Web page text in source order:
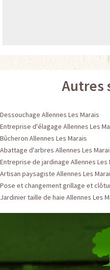
Autres
Dessouchage Allennes Les Marais
Entreprise d'élagage Allennes Les
Bûcheron Allennes Les Marais
Abattage d'arbres Allennes Les
Entreprise de jardinage Allennes Les
Artisan paysagiste Allennes Les
Pose et changement grillage et
Jardinier taille de haie Allennes Les